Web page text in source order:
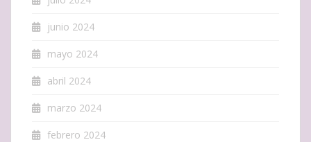
junio 2024
mayo 2024
abril 2024
marzo 2024
febrero 2024